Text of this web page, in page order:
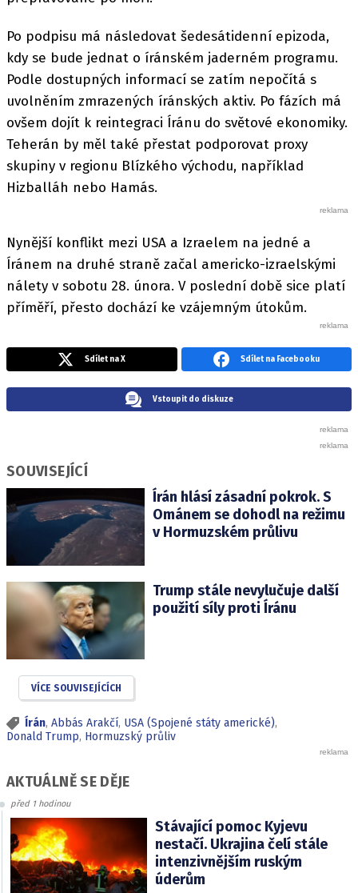
Po podpisu má následovat šedesátidenní epizoda,
kdy se bude jednat o íránském jaderném programu.
Podle dostupných informací se zatím nepočítá s
uvolněním zmrazených íránských aktiv. Po fázích má
ovšem dojít k reintegraci Íránu do světové ekonomiky.
Teherán by měl také přestat podporovat proxy
skupiny v regionu Blízkého východu, například
Hizballáh nebo Hamás.
Nynější konflikt mezi USA a Izraelem na jedné a
Íránem na druhé straně začal americko-izraelskými
nálety v sobotu 28. února. V poslední době sice platí
příměří, přesto dochází ke vzájemným útokům.
Sdílet na X Sdílet na Facebooku
Vstoupit do diskuze
SOUVISEJÍCÍ
Írán hlásí zásadní pokrok. S
Ománem se dohodl na režimu
v Hormuzském průlivu
Trump stále nevylučuje další
použití síly proti Íránu
VÍCE SOUVISEJÍCÍCH
Írán, Abbás Arakčí, USA (Spojené státy americké),
Donald Trump, Hormuzský průliv
AKTUÁLNĚ SE DĚJE
před 1 hodinou
Stávající pomoc Kyjevu
nestačí. Ukrajina čelí stále
intenzivnějším ruským
úderům